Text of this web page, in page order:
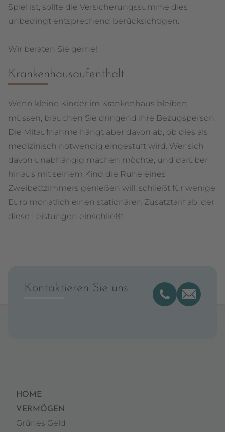
Spiel ist, sollte die Versicherungssumme dies
unbedingt entsprechend berücksichtigen.
Wir beraten Sie gerne!
Krankenhausaufenthalt
Wenn kleine Kinder im Krankenhaus bleiben
müssen, brauchen Sie dringend ihre Bezugsperson.
Die Mitaufnahme hängt aber davon ab, ob dies als
medizinisch notwendig eingestuft wird. Wer sich
davon unabhängig machen möchte, und darüber
hinaus mit seinem Kind die Ruhe eines
Zweibettzimmers genießen will, schließt für wenige
Euro monatlich einen stationären Zusatztarif ab, der
diese Leistungen einschließt.
Kontaktieren Sie uns
HOME
VERMÖGEN
Grünes Geld